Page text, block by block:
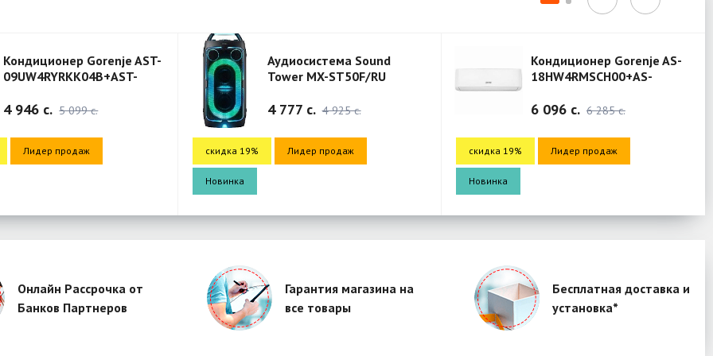
AST-
Аудиосистема Sound
Tower MX-ST50F/RU
4 925 c.
скидка 19% Лидер продаж
Кондиционер Gorenje AS-
18HW4RMSCH00+AS-
18HW4RMSCH00 (Mercury)
скидка 19% Лидер продаж скидка 19%
Онлайн Рассрочка от
Банков Партнеров
Гарантия магазина на
все товары
Бесплатная доставка и
установка*